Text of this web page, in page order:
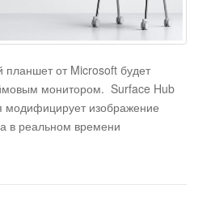
планшет от Microsoft будет
монитором. Surface Hub
модифицирует изображение
в реальном времени